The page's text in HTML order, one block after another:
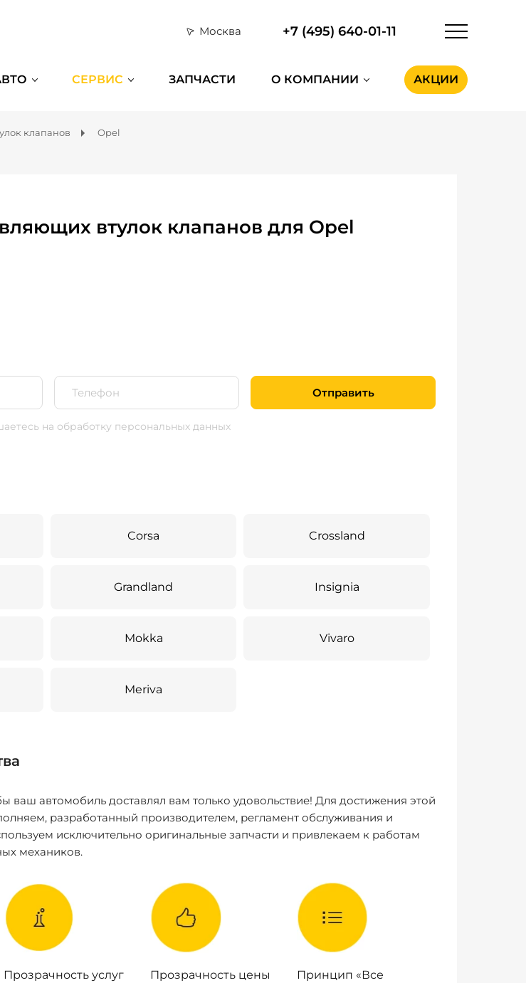
Москва +7 (495) 640-01-11
СЕРВИС ЗАПЧАСТИ О КОМПАНИИ АКЦИИ
клапанов Opel
втулок клапанов для Opel
Отправить
на обработку персональных данных
Corsa Crossland
Grandland Insignia
Mokka Vivaro
Meriva
ваш автомобиль доставлял вам только удовольствие! Для достижения этой
разработанный производителем, регламент обслуживания и
исключительно оригинальные запчасти и привлекаем к работам
механиков.
Прозрачность услуг Прозрачность цены
Принцип «Все